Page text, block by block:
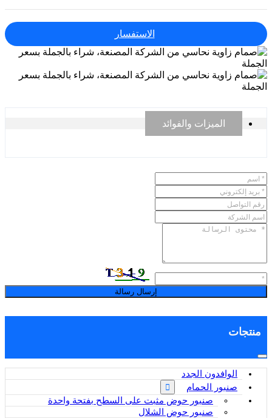
الاستفسار
الميزات والفوائد
إرسال رسالة
منتجات
الوافدون الجدد
صنبور الحمام
صنبور حوض مثبت على السطح بفتحة واحدة
صنبور حوض الشلال